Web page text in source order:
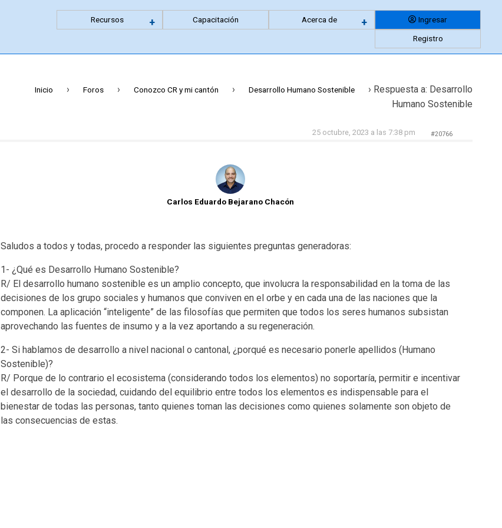
Recursos +ExpandirCapacitación Acerca de +Expandir
Ingresar
Registro
Inicio › Foros › Conozco CR y mi cantón › Desarrollo Humano Sostenible › Respuesta a: Desarrollo
Humano Sostenible
25 octubre, 2023 a las 7:38 pm #20766
Carlos Eduardo Bejarano Chacón
Saludos a todos y todas, procedo a responder las siguientes preguntas generadoras:
1- ¿Qué es Desarrollo Humano Sostenible?
R/ El desarrollo humano sostenible es un amplio concepto, que involucra la responsabilidad en la toma de las
decisiones de los grupo sociales y humanos que conviven en el orbe y en cada una de las naciones que la
componen. La aplicación “inteligente” de las filosofías que permiten que todos los seres humanos subsistan
aprovechando las fuentes de insumo y a la vez aportando a su regeneración.
2- Si hablamos de desarrollo a nivel nacional o cantonal, ¿porqué es necesario ponerle apellidos (Humano
Sostenible)?
R/ Porque de lo contrario el ecosistema (considerando todos los elementos) no soportaría, permitir e incentivar
el desarrollo de la sociedad, cuidando del equilibrio entre todos los elementos es indispensable para el
bienestar de todas las personas, tanto quienes toman las decisiones como quienes solamente son objeto de
las consecuencias de estas.